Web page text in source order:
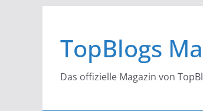
springen
TopBlogs
Das offizielle Magazin von